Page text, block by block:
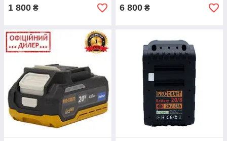
1 800 ₴ 6 800 ₴